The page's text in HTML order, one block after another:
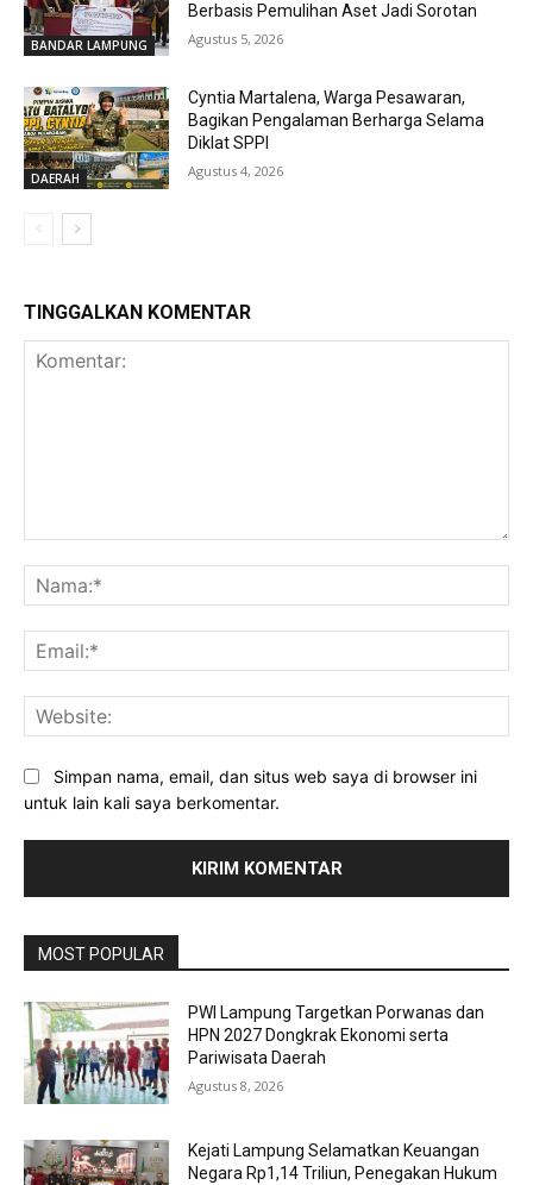
BANDAR LAMPUNG
Berbasis Pemulihan Aset Jadi Sorotan
Agustus 5, 2026
DAERAH
Cyntia Martalena, Warga Pesawaran,
Bagikan Pengalaman Berharga Selama
Diklat SPPI
Agustus 4, 2026
TINGGALKAN KOMENTAR
Simpan nama, email, dan situs web saya di browser ini
untuk lain kali saya berkomentar.
MOST POPULAR
PWI Lampung Targetkan Porwanas dan
HPN 2027 Dongkrak Ekonomi serta
Pariwisata Daerah
Agustus 8, 2026
Kejati Lampung Selamatkan Keuangan
Negara Rp1,14 Triliun, Penegakan Hukum